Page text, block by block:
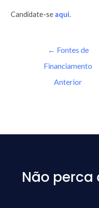
Candidate-se aqui.
← Fontes de
Financiamento
Anterior
Não perca